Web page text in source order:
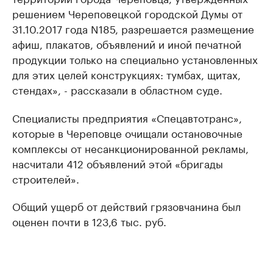
решением Череповецкой городской Думы от
31.10.2017 года N185, разрешается размещение
афиш, плакатов, объявлений и иной печатной
продукции только на специально установленных
для этих целей конструкциях: тумбах, щитах,
стендах», - рассказали в областном суде.
Специалисты предприятия «Спецавтотранс»,
которые в Череповце очищали остановочные
комплексы от несанкционированной рекламы,
насчитали 412 объявлений этой «бригады
строителей».
Общий ущерб от действий грязовчанина был
оценен почти в 123,6 тыс. руб.